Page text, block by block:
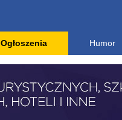
Ogłoszenia Humor